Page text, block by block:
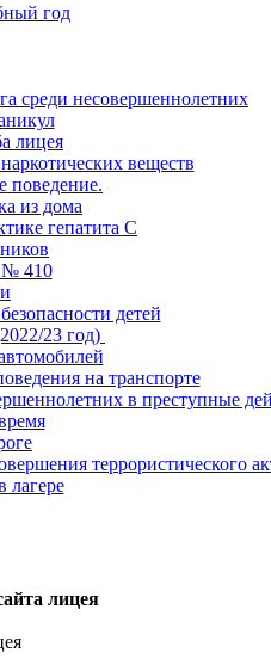
год
среди несовершеннолетних
лицея
веществ
поведение.
из дома
гепатита С
№ 410
детей
23 год)
на транспорте
в преступные
террористического
лагере
лицея